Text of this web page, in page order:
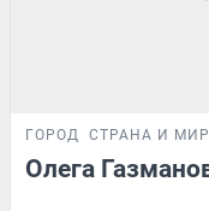
ГОРОД СТРАНА И МИР
Олега